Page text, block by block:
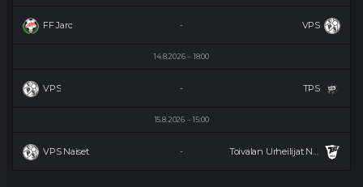
FF Jaro VPS
-
14.8.2026 18:00
VPS TPS
-
15.8.2026 15:00
VPS Naiset Toivalan Urheilijat Naiset
-